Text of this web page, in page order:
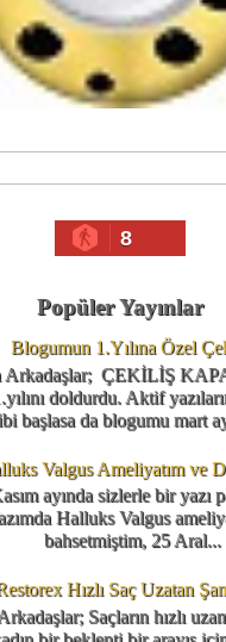
8
Popüler Yayınlar
Blogumun 1.Yılına Özel
Arkadaşlar; ÇEKİLİŞ
doldurdu. Aktif
başlasa da blogumu mart
Valgus Ameliyatım ve
ayında sizlerle bir yazı
Halluks Valgus
bahsetmiştim, 25 Aral...
Hızlı Saç Uzatan
Saçların hızlı